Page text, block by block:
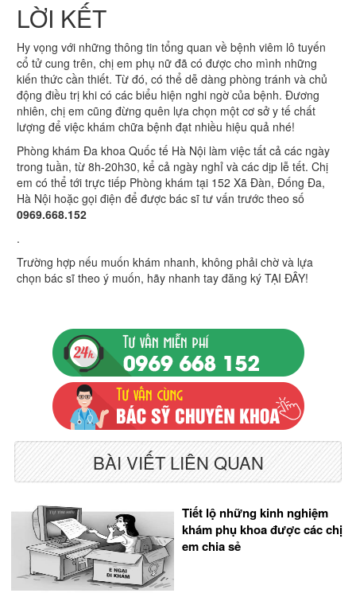
LỜI KẾT
Hy vọng với những thông tin tổng quan về bệnh viêm lô tuyến
cổ tử cung trên, chị em phụ nữ đã có được cho mình những
kiến thức cần thiết. Từ đó, có thể dễ dàng phòng tránh và chủ
động điều trị khi có các biểu hiện nghi ngờ của bệnh. Đương
nhiên, chị em cũng đừng quên lựa chọn một cơ sở y tế chất
lượng để việc khám chữa bệnh đạt nhiều hiệu quả nhé!
Phòng khám Đa khoa Quốc tế Hà Nội làm việc tất cả các ngày
trong tuần, từ 8h-20h30, kể cả ngày nghỉ và các dịp lễ tết. Chị
em có thể tới trực tiếp Phòng khám tại 152 Xã Đàn, Đống Đa,
Hà Nội hoặc gọi điện để được bác sĩ tư vấn trước theo số
0969.668.152
.
Trường hợp nếu muốn khám nhanh, không phải chờ và lựa
chọn bác sĩ theo ý muốn, hãy nhanh tay đăng ký TẠI ĐÂY!
BÀI VIẾT LIÊN QUAN
Tiết lộ những kinh nghiệm
khám phụ khoa được các chị
em chia sẻ